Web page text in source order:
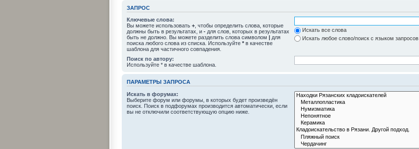
ЗАПРОС
Ключевые слова:
Вы можете использовать + , чтобы определить слова, которые
должны быть в результатах, и - для слов, которых в результатах
быть не должно. Вы можете разделить слова символом | для
поиска любого слова из списка. Используйте * в качестве
шаблона для частичного совпадения.
Искать все слова
Искать любое слово/поиск с языком запросов
Поиск по автору:
Используйте * в качестве шаблона.
ПАРАМЕТРЫ ЗАПРОСА
Искать в форумах:
Выберите форум или форумы, в которых будет произведён
поиск. Поиск в подфорумах производится автоматически, если
вы не отключили соответствующую опцию ниже.